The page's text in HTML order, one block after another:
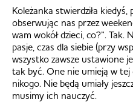
Koleżanka stwierdziła
obserwując nas przez
wam wokół dzieci, co?”. Tak.
pasje, czas dla siebie (przy
wszystko zawsze ustawione
tak być. One nie umieją w
nikogo. Nie będą umiały
musimy ich nauczyć.